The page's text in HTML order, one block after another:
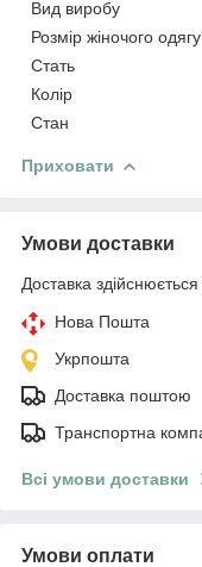
Вид виробу
Розмір жіночого
Стать
Колір
Стан
Приховати
Умови доставки
Доставка
Нова Пошта
Укрпошта
Доставка поштою
Транспортна
Всі умови доставки
Умови оплати